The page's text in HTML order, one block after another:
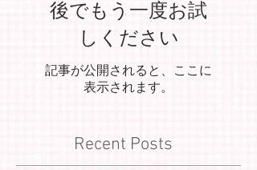
後でもう一度お試
しください
記事が公開されると、ここに
表示されます。
Recent Posts